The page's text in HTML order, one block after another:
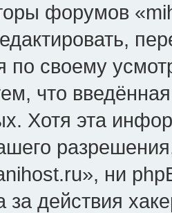
форумов
своему
что
Хотя эта
ни
за действия